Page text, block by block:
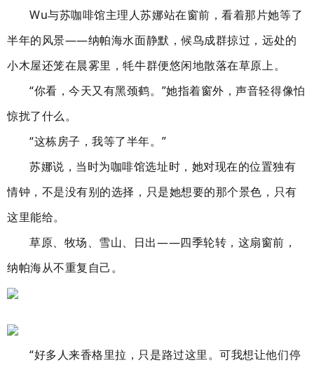
Wu与苏咖啡馆主理人苏娜站在窗前，看着那片她等了
半年的风景——纳帕海水面静默，候鸟成群掠过，远处的
小木屋还笼在晨雾里，牦牛群便悠闲地散落在草原上。
“你看，今天又有黑颈鹤。”她指着窗外，声音轻得像怕
惊扰了什么。
“这栋房子，我等了半年。”
苏娜说，当时为咖啡馆选址时，她对现在的位置独有
情钟，不是没有别的选择，只是她想要的那个景色，只有
这里能给。
草原、牧场、雪山、日出——四季轮转，这扇窗前，
纳帕海从不重复自己。
“好多人来香格里拉，只是路过这里。可我想让他们停